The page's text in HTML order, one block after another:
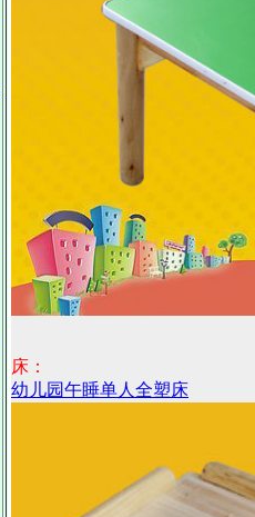
床：
幼儿园午睡单人全塑床